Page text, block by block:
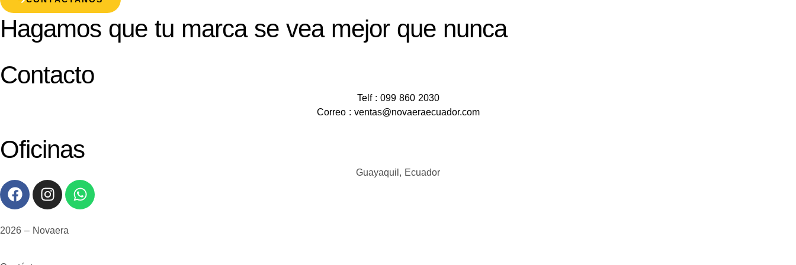
Hagamos que tu marca se vea mejor que nunca
Contacto
Telf : 099 860 2030
Correo : ventas@novaeraecuador.com
Oficinas
Guayaquil, Ecuador
2026 – Novaera